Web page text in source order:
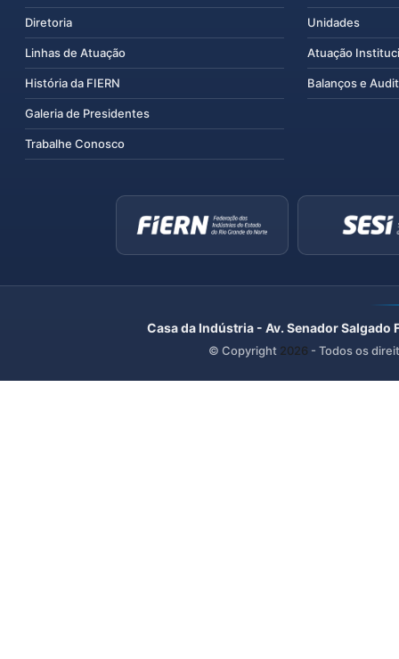
Diretoria
Linhas de Atuação
História da FIERN
Galeria de Presidentes
Trabalhe Conosco
Unidades
Atuação
Balanços e
Casa da Indústria - Av. Senador
© Copyright 2026 - Todos os